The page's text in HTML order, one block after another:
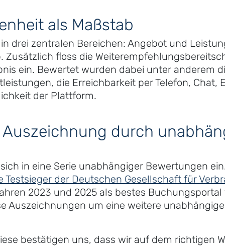
als Maßstab
drei zentralen Bereichen: Angebot und
floss die
ein. Bewertet wurden dabei unter anderem
die Erreichbarkeit per Telefon, Chat,
der Plattform.
durch
in eine Serie unabhängiger Bewertungen
Testsieger der Deutschen Gesellschaft für
2023 und 2025 als bestes
Auszeichnungen um eine weitere
bestätigen uns, dass wir auf dem richtigen